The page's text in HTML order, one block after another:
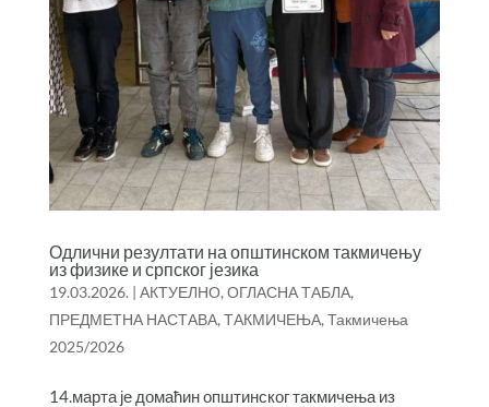
Одлични резултати на општинском такмичењу
из физике и српског језика
19.03.2026. | АКТУЕЛНО, ОГЛАСНА ТАБЛА,
ПРЕДМЕТНА НАСТАВА, ТАКМИЧЕЊА, Такмичења
2025/2026
14.марта је домаћин општинског такмичења из